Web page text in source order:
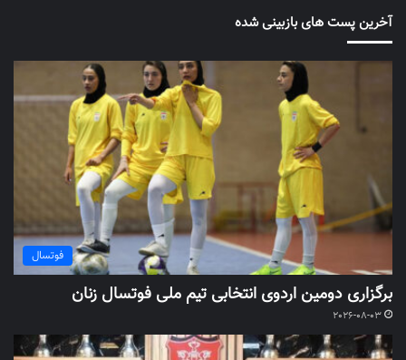
آخرین پست های بازبینی شده
فوتسال
برگزاری دومین اردوی انتخابی تیم ملی فوتسال زنان
2026-08-03